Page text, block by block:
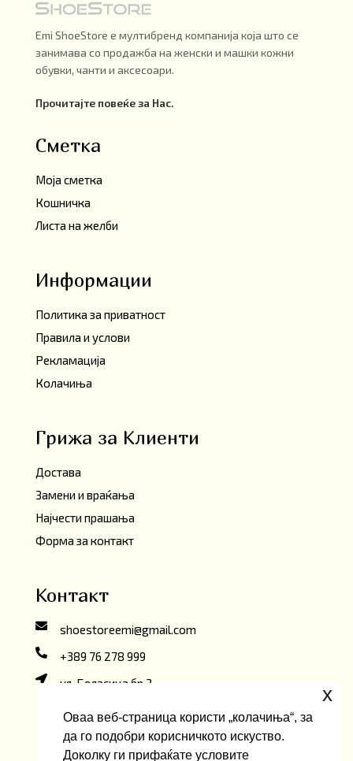
Emi ShoeStore е мултибренд компанија која што се
занимава со продажба на женски и машки кожни
обувки, чанти и аксесоари.
Прочитајте повеќе за Нас.
Сметка
Моја сметка
Кошничка
Листа на желби
Информации
Политика за приватност
Правила и услови
Рекламација
Колачиња
Грижа за Клиенти
Достава
Замени и враќања
Најчести прашања
Форма за контакт
Контакт
shoestoreemi@gmail.com
+389 76 278 999
ул. Беласица бр.2,
Оваа веб-страница користи „колачиња“, за
да го подобри корисничкото искуство.
Доколку ги прифаќате условите
x